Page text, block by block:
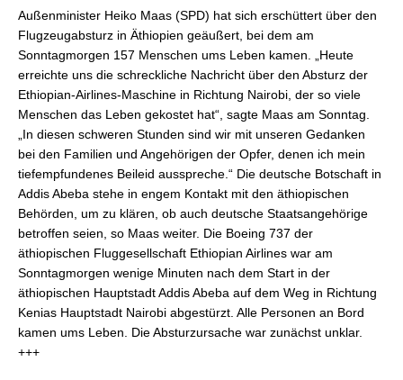
Außenminister Heiko Maas (SPD) hat sich erschüttert über den
Flugzeugabsturz in Äthiopien geäußert, bei dem am
Sonntagmorgen 157 Menschen ums Leben kamen. „Heute
erreichte uns die schreckliche Nachricht über den Absturz der
Ethiopian-Airlines-Maschine in Richtung Nairobi, der so viele
Menschen das Leben gekostet hat“, sagte Maas am Sonntag.
„In diesen schweren Stunden sind wir mit unseren Gedanken
bei den Familien und Angehörigen der Opfer, denen ich mein
tiefempfundenes Beileid ausspreche.“ Die deutsche Botschaft in
Addis Abeba stehe in engem Kontakt mit den äthiopischen
Behörden, um zu klären, ob auch deutsche Staatsangehörige
betroffen seien, so Maas weiter. Die Boeing 737 der
äthiopischen Fluggesellschaft Ethiopian Airlines war am
Sonntagmorgen wenige Minuten nach dem Start in der
äthiopischen Hauptstadt Addis Abeba auf dem Weg in Richtung
Kenias Hauptstadt Nairobi abgestürzt. Alle Personen an Bord
kamen ums Leben. Die Absturzursache war zunächst unklar.
+++